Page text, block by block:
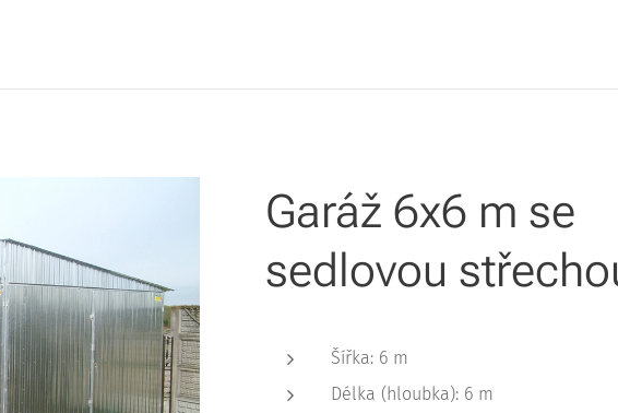
Garáž 6x6 m se
sedlovou
Šířka: 6 m
Délka (hloubka): 6 m